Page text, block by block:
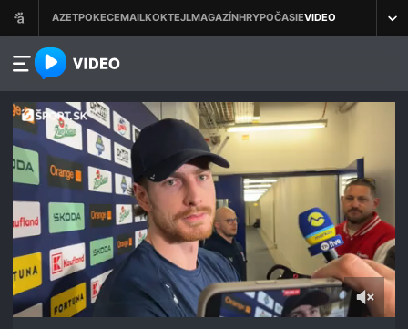
azet.video.sk